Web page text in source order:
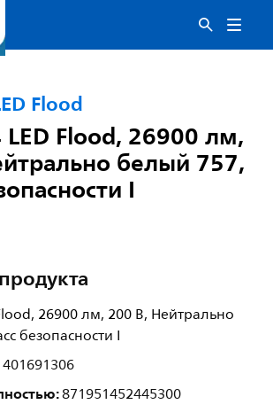
Flood
LED Flood, 26900 лм,
белый 757,
I
26900 лм, 200 В, Нейтрально
безопасности I
871951452445300